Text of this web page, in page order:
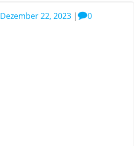
Dezember 22, 2023 | 0